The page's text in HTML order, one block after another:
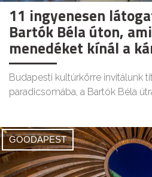
11 ingyenesen
Bartók Béla úton,
menedéket kínál a
Budapesti kultúrkörre invitálunk
paradicsomába, a Bartók Béla
GOODAPEST